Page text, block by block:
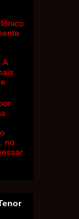
A
no